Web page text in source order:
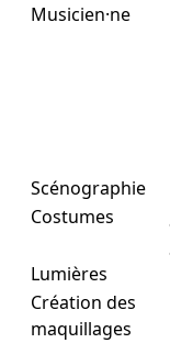
Musicien·ne
Scénographie
Costumes
Lumières
Création des
maquillages